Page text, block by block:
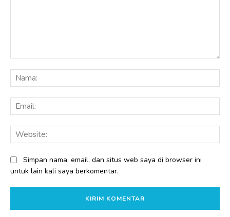
Simpan nama, email, dan situs web saya di browser ini
untuk lain kali saya berkomentar.